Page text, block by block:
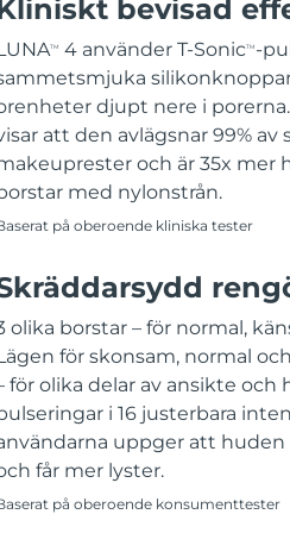
bevisad
TM 4 använder T-SonicTM -
djupt nere i
att den avlägsnar 99% av
och är 35x mer
med nylonstrån.
på oberoende kliniska tester
olika borstar – för normal,
för skonsam, normal
för olika delar av ansikte och
i 16 justerbara
uppger att huden
får mer lyster.
på oberoende konsumenttester